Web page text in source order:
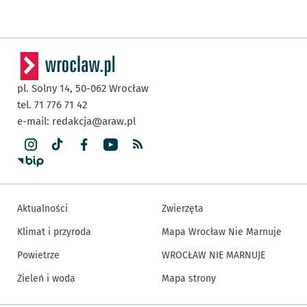
pl. Solny 14, 50-062 Wrocław
tel. 71 776 71 42
e-mail: redakcja@araw.pl
Aktualności
Klimat i przyroda
Powietrze
Zieleń i woda
Zwierzęta
Mapa Wrocław Nie Marnuje
WROCŁAW NIE MARNUJE
Mapa strony